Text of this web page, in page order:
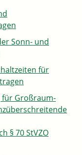
Sonn- und
für
für Großraum-
§ 70 StVZO